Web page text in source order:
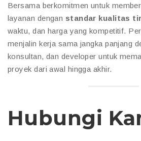
Bersama berkomitmen untuk
layanan dengan standar kualitas
waktu, dan harga yang kompetitif.
menjalin kerja sama jangka panjang
konsultan, dan developer untuk
proyek dari awal hingga akhir.
Hubungi